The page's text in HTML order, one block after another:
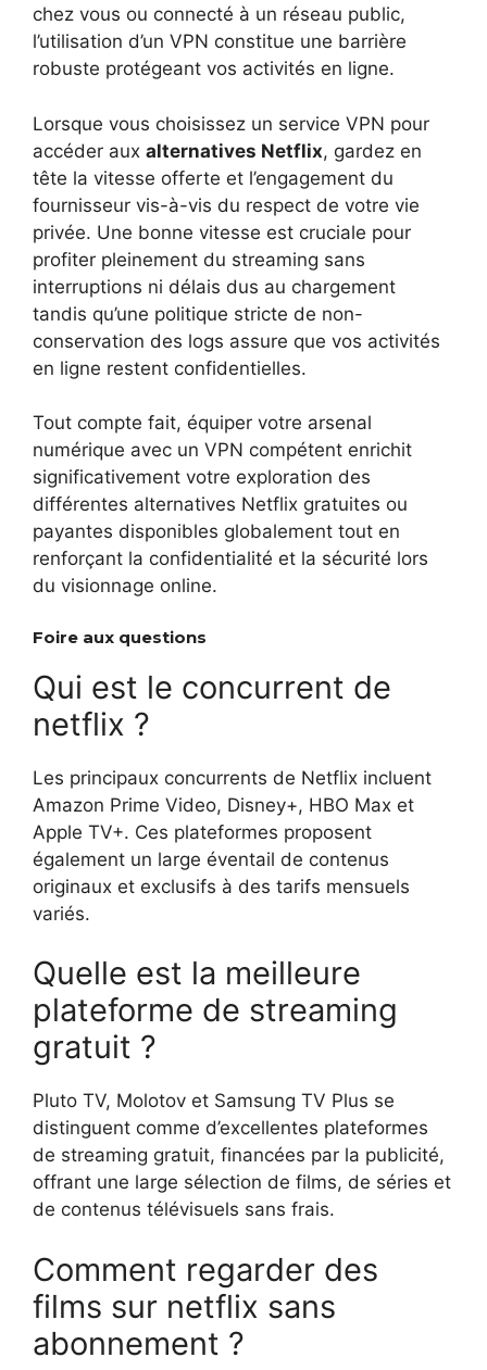
chez vous ou connecté à un réseau public,
l’utilisation d’un VPN constitue une barrière
robuste protégeant vos activités en ligne.
Lorsque vous choisissez un service VPN pour
accéder aux alternatives Netflix, gardez en
tête la vitesse offerte et l’engagement du
fournisseur vis-à-vis du respect de votre vie
privée. Une bonne vitesse est cruciale pour
profiter pleinement du streaming sans
interruptions ni délais dus au chargement
tandis qu’une politique stricte de non-
conservation des logs assure que vos activités
en ligne restent confidentielles.
Tout compte fait, équiper votre arsenal
numérique avec un VPN compétent enrichit
significativement votre exploration des
différentes alternatives Netflix gratuites ou
payantes disponibles globalement tout en
renforçant la confidentialité et la sécurité lors
du visionnage online.
Foire aux questions
Qui est le concurrent de
netflix ?
Les principaux concurrents de Netflix incluent
Amazon Prime Video, Disney+, HBO Max et
Apple TV+. Ces plateformes proposent
également un large éventail de contenus
originaux et exclusifs à des tarifs mensuels
variés.
Quelle est la meilleure
plateforme de streaming
gratuit ?
Pluto TV, Molotov et Samsung TV Plus se
distinguent comme d’excellentes plateformes
de streaming gratuit, financées par la publicité,
offrant une large sélection de films, de séries et
de contenus télévisuels sans frais.
Comment regarder des
films sur netflix sans
abonnement ?